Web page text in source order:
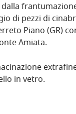
di pezzi di
Piano (GR)
Amiata.
in vetro.